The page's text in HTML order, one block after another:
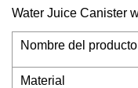
Nombre del producto
Material